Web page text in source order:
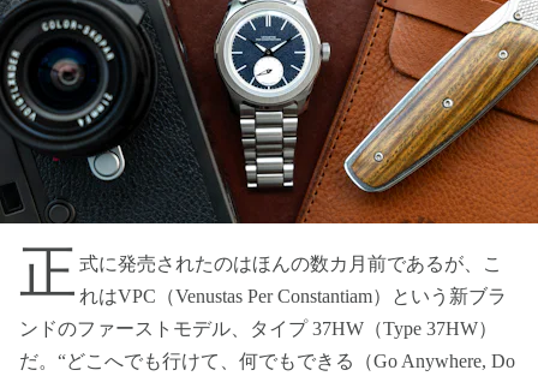
正 式に発売されたのはほんの数カ月前であるが、こ
れはVPC（Venustas Per Constantiam）という新ブラ
ンドのファーストモデル、タイプ 37HW（Type 37HW）
だ。“どこへでも行けて、何でもできる（Go Anywhere, Do